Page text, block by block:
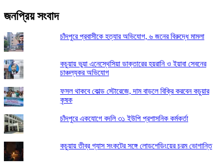
জনপ্রিয় সংবাদ
চাঁদপুরে প্রবাসীকে হত্যার অভিযোগ, ৬ জনের বিরুদ্ধে মামলা
কচুয়ায় ভুয়া এনেস্থেসিয়া ডাক্তারের হয়রানি ও ইয়াবা সেবনের
চাঞ্চল্যকর অভিযোগ
ফসল থাকবে কোল্ড স্টোরেজে, দাম বাড়লে বিক্রি করবেন কচুয়ার
কৃষক
চাঁদপুরে একযোগে বদলি ৩১ ইউপি প্রশাসনিক কর্মকর্তা
কচুয়ায় তীব্র গ্যাস সংকটের সঙ্গে লোডশেডিংয়ের চরম ভোগান্তি